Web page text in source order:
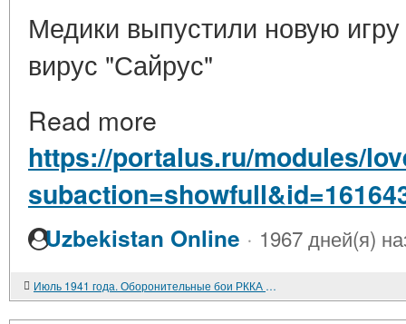
Медики выпустили новую
вирус "Сайрус"
Read more
https://portalus.ru/modules/
Uzbekistan Online · 1967 дней(я)
Июль 1941 года. Оборонительные бои РККА на Дисненском плацдарме